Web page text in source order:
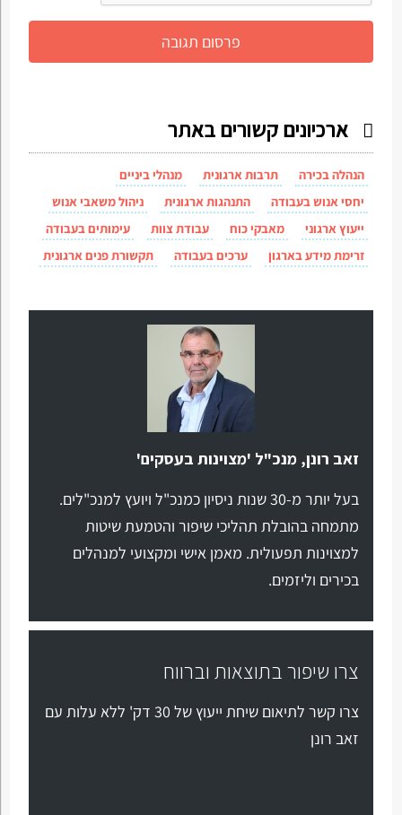
ארכיונים קשורים באתר
הנהלה בכירה תרבות ארגונית
מנהלי ביניים
יחסי אנוש בעבודה
התנהגות ארגונית
ניהול משאבי אנוש
ייעוץ ארגוני
מאבקי כוח עבודת צוות
עימותים בעבודה
זרימת מידע בארגון
ערכים בעבודה תקשורת פנים ארגונית
זאב רונן, מנכ"ל 'מצוינות בעסקים'
בעל יותר מ-30 שנות ניסיון כמנכ"ל ויועץ למנכ"לים.
מתמחה בהובלת תהליכי שיפור והטמעת שיטות
למצוינות תפעולית. מאמן אישי ומקצועי למנהלים
בכירים וליזמים.
צרו שיפור בתוצאות וברווח
צרו קשר לתיאום שיחת ייעוץ של 30 דק' ללא עלות עם
זאב רונן